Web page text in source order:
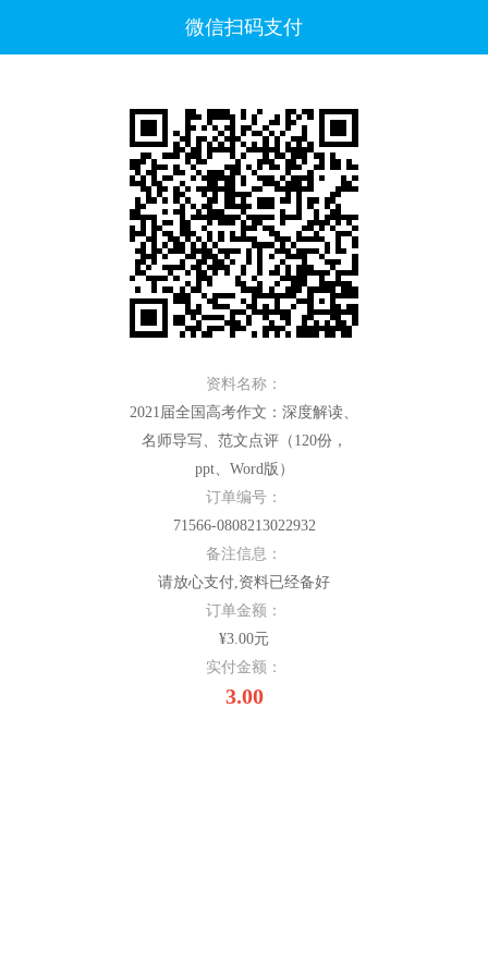
微信扫码支付
资料名称：
2021届全国高考作文：深度解读、
名师导写、范文点评（120份，
ppt、Word版）
订单编号：
71566-0808213022932
备注信息：
请放心支付,资料已经备好
订单金额：
¥3.00元
实付金额：
3.00